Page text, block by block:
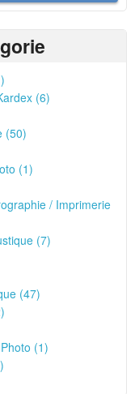
(6)
(50)
(1)
/ Imprimerie
(7)
(47)
(1)